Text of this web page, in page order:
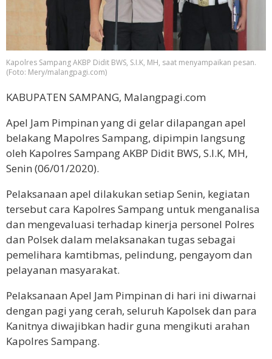
Kapolres Sampang AKBP Didit BWS, S.I.K, MH, saat menyampaikan pesan.
(Foto: Mery/malangpagi.com)
KABUPATEN SAMPANG, Malangpagi.com
Apel Jam Pimpinan yang di gelar dilapangan apel
belakang Mapolres Sampang, dipimpin langsung
oleh Kapolres Sampang AKBP Didit BWS, S.I.K, MH,
Senin (06/01/2020).
Pelaksanaan apel dilakukan setiap Senin, kegiatan
tersebut cara Kapolres Sampang untuk menganalisa
dan mengevaluasi terhadap kinerja personel Polres
dan Polsek dalam melaksanakan tugas sebagai
pemelihara kamtibmas, pelindung, pengayom dan
pelayanan masyarakat.
Pelaksanaan Apel Jam Pimpinan di hari ini diwarnai
dengan pagi yang cerah, seluruh Kapolsek dan para
Kanitnya diwajibkan hadir guna mengikuti arahan
Kapolres Sampang.